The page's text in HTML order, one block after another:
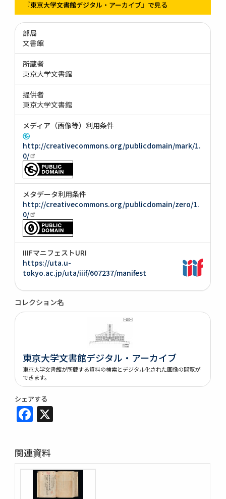
『東京大学文書館デジタル・アーカイブ』で見る
部局
文書館
所蔵者
東京大学文書館
提供者
東京大学文書館
メディア（画像等）利用条件
http://creativecommons.org/publicdomain/mark/1.
0/
メタデータ利用条件
http://creativecommons.org/publicdomain/zero/1.
0/
IIIFマニフェストURI
https://uta.u-
tokyo.ac.jp/uta/iiif/607237/manifest
コレクション名
東京大学文書館デジタル・アーカイブ
東京大学文書館が所蔵する資料の検索とデジタル化された画像の閲覧が
できます。
シェアする
Facebook
関連資料